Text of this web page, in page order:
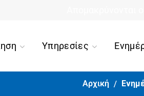
Υπηρεσίες
Αρχική